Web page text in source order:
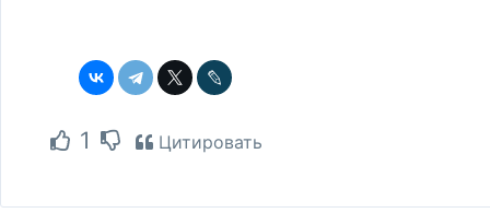
1 Цитировать